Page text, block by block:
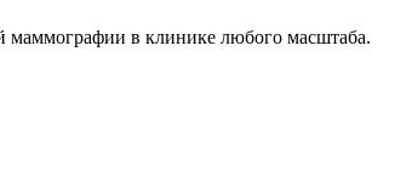
маммографии в клинике любого масштаба.